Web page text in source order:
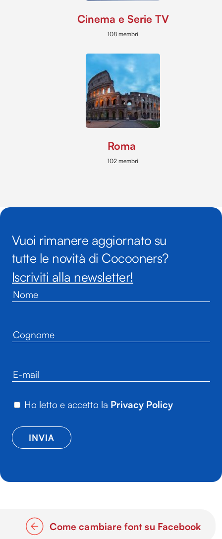
Cinema e Serie TV
108 membri
Roma
102 membri
Vuoi rimanere aggiornato su
tutte le novità di Cocooners?
Iscriviti alla newsletter!
Ho letto e accetto la Privacy Policy
Come cambiare font su Facebook